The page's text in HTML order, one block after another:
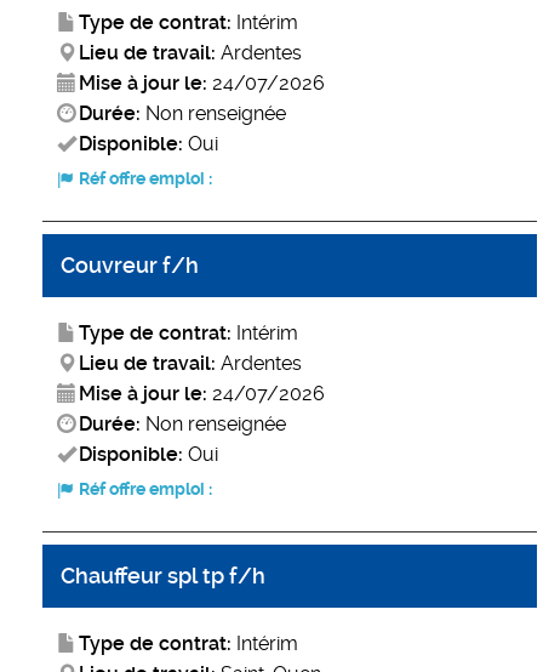
Type de contrat: Intérim
Lieu de travail: Ardentes
Mise à jour le: 24/07/2026
Durée: Non renseignée
Disponible: Oui
Réf offre emploi :
Couvreur f/h
Type de contrat: Intérim
Lieu de travail: Ardentes
Mise à jour le: 24/07/2026
Durée: Non renseignée
Disponible: Oui
Réf offre emploi :
Chauffeur spl tp f/h
Type de contrat: Intérim